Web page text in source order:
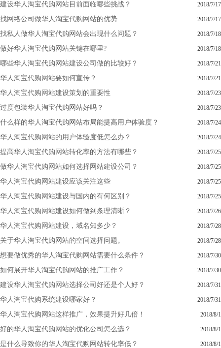
建设华人淘宝代购网站目前面临哪些挑战？ 2018/7/17
找网络公司做华人淘宝代购网站的优势 2018/7/17
找私人做华人淘宝代购网站会出现什么问题？ 2018/7/18
做好华人淘宝代购网站关键在哪里? 2018/7/18
哪些华人淘宝代购网站建设公司做的比较好？ 2018/7/21
华人淘宝代购网站要如何宣传？ 2018/7/21
华人淘宝代购网站建设策划的重要性 2018/7/23
过度包装华人淘宝代购网站好吗？ 2018/7/23
什么样的华人淘宝代购网站布局能提高用户体验度？ 2018/7/24
华人淘宝代购网站的用户体验度低怎么办？ 2018/7/24
提高华人淘宝代购网站转化率的方法有哪些？ 2018/7/25
做华人淘宝代购网站如何选择网站建设公司？ 2018/7/25
华人淘宝代购网站建设应该关注这些 2018/7/25
华人淘宝代购网站建设与国内的有何区别？ 2018/7/25
华人淘宝代购网站建设如何做到条理清晰？ 2018/7/26
华人淘宝代购网站建设，域名知多少？ 2018/7/28
关于华人淘宝代购网站的空间选择问题。 2018/7/28
想要做优秀的华人淘宝代购网站需要什么条件？ 2018/7/30
如何展开华人淘宝代购网站的推广工作？ 2018/7/30
建设华人淘宝代购网站选择公司好还是个人好？ 2018/7/31
华人淘宝代购系统建设哪家好？ 2018/7/31
华人淘宝代购网站这样推广，效果提升好几倍！ 2018/8/1
好的华人淘宝代购网站的优化公司怎么选？ 2018/8/1
是什么导致你的华人淘宝代购网站转化率低？ 2018/8/1